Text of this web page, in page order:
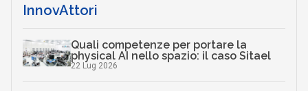
InnovAttori
Quali competenze per portare la
physical AI nello spazio: il caso Sitael
22 Lug 2026